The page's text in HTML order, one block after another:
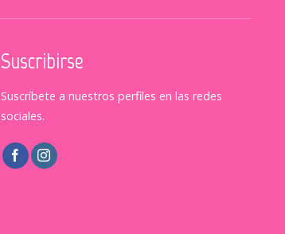
Suscribirse
Suscríbete a nuestros perfiles en las redes
sociales.